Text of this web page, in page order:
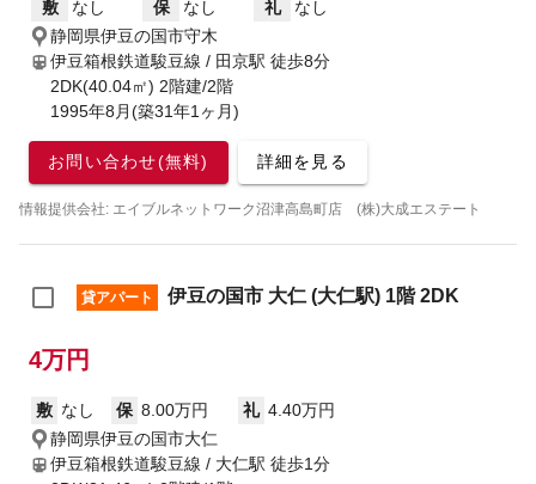
敷 なし 保 なし 礼
なし
静岡県伊豆の国市守木
伊豆箱根鉄道駿豆線 / 田京駅 徒歩8分
2DK(40.04㎡) 2階建/2階
1995年8月(築31年1ヶ月)
お問い合わせ(無料) 詳細を見る
情報提供会社: エイブルネットワーク沼津高島町店 (株)大成エステート
貸アパート 伊豆の国市 大仁 (大仁駅) 1階 2DK
4万円
敷 なし 保 8.00万円 礼 4.40万円
静岡県伊豆の国市大仁
伊豆箱根鉄道駿豆線 / 大仁駅 徒歩1分